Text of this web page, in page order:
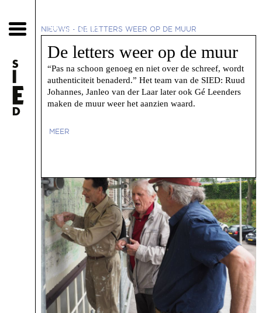
NIEUWS - DE LETTERS WEER OP DE MUUR
28 juni 2021
De letters weer op de muur
“Pas na schoon genoeg en niet over de schreef, wordt
authenticiteit benaderd.” Het team van de SIED: Ruud
Johannes, Janleo van der Laar later ook Gé Leenders
maken de muur weer het aanzien waard.
MEER